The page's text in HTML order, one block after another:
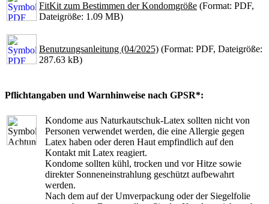
FitKit zum Bestimmen der Kondomgröße (Format: PDF,
Dateigröße: 1.09 MB)
Benutzungsanleitung (04/2025) (Format: PDF, Dateigröße:
287.63 kB)
Pflichtangaben und Warnhinweise nach GPSR*:
Kondome aus Naturkautschuk-Latex sollten nicht von
Personen verwendet werden, die eine Allergie gegen
Latex haben oder deren Haut empfindlich auf den
Kontakt mit Latex reagiert.
Kondome sollten kühl, trocken und vor Hitze sowie
direkter Sonneneinstrahlung geschützt aufbewahrt
werden.
Nach dem auf der Umverpackung oder der Siegelfolie